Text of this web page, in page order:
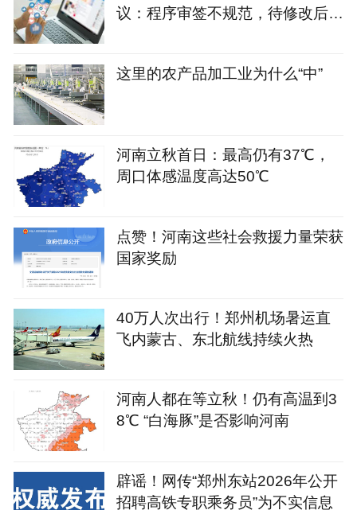
议：程序审签不规范，待修改后予
这里的农产品加工业为什么“中”
河南立秋首日：最高仍有37℃，
周口体感温度高达50℃
点赞！河南这些社会救援力量荣获
国家奖励
40万人次出行！郑州机场暑运直
飞内蒙古、东北航线持续火热
河南人都在等立秋！仍有高温到3
8℃ “白海豚”是否影响河南
辟谣！网传“郑州东站2026年公开
招聘高铁专职乘务员”为不实信息